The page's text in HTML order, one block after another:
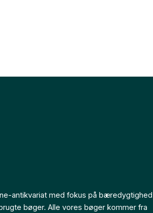
antikvariat med fokus på bæredygtighed
bøger. Alle vores bøger kommer fra